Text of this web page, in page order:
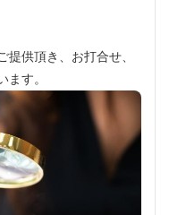
供頂き、お打合せ、
ます。